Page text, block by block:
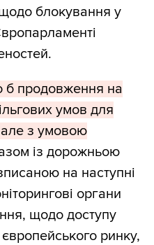
блокування у
продовження на
умов для
але з умовою
із дорожньою
на наступні
органи
щодо доступу
ринку,